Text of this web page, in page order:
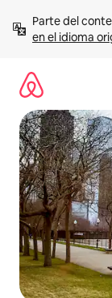
contenido
Parte del
en el idioma